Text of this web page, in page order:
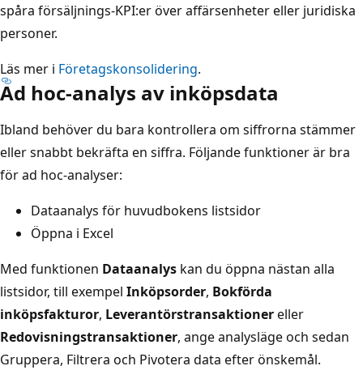
spåra försäljnings-KPI:er över affärsenheter eller juridiska
personer.
Läs mer i Företagskonsolidering.
Ad hoc-analys av inköpsdata
Ibland behöver du bara kontrollera om siffrorna stämmer
eller snabbt bekräfta en siffra. Följande funktioner är bra
för ad hoc-analyser:
Dataanalys för huvudbokens listsidor
Öppna i Excel
Med funktionen Dataanalys kan du öppna nästan alla
listsidor, till exempel Inköpsorder, Bokförda
inköpsfakturor, Leverantörstransaktionereller
Redovisningstransaktioner, ange analysläge och sedan
Gruppera, Filtrera och Pivotera data efter önskemål.